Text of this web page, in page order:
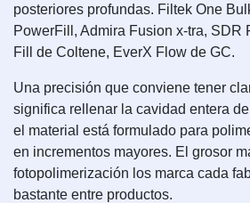
posteriores profundas. Filtek One
PowerFill, Admira Fusion x-tra, SDR
Fill de Coltene, EverX Flow de GC.
Una precisión que conviene tener
significa rellenar la cavidad entera
el material está formulado para
en incrementos mayores. El grosor
fotopolimerización los marca cada
bastante entre productos.